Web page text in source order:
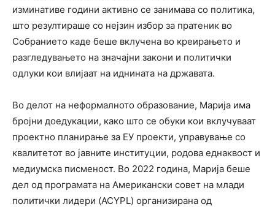
изминативе години активно се занимава со политика,
што резултираше со нејзин избор за пратеник во
Собранието каде беше вклучена во креирањето и
разгледувањето на значајни закони и политички
одлуки кои влијаат на иднината на државата.
Во делот на неформалното образование, Марија има
бројни доедукации, како што се обуки кои вклучуваат
проектно планирање за ЕУ проекти, управување со
квалитетот во јавните институции, родова еднаквост и
медиумска писменост. Во 2022 година, Марија беше
дел од програмата на Американски совет на млади
политички лидери (ACYPL) организирана од